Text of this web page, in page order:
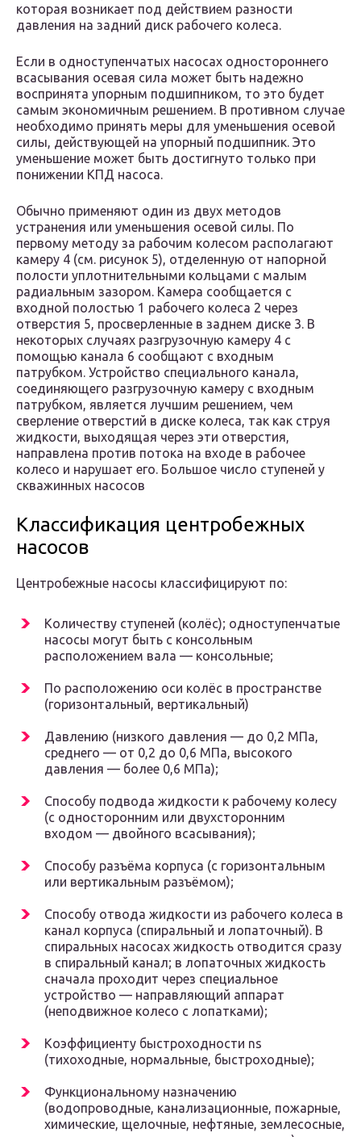
которая возникает под действием разности
давления на задний диск рабочего колеса.
Если в одноступенчатых насосах одностороннего
всасывания осевая сила может быть надежно
воспринята упорным подшипником, то это будет
самым экономичным решением. В противном случае
необходимо принять меры для уменьшения осевой
силы, действующей на упорный подшипник. Это
уменьшение может быть достигнуто только при
понижении КПД насоса.
Обычно применяют один из двух методов
устранения или уменьшения осевой силы. По
первому методу за рабочим колесом располагают
камеру 4 (см. рисунок 5), отделенную от напорной
полости уплотнительными кольцами с малым
радиальным зазором. Камера сообщается с
входной полостью 1 рабочего колеса 2 через
отверстия 5, просверленные в заднем диске 3. В
некоторых случаях разгрузочную камеру 4 с
помощью канала 6 сообщают с входным
патрубком. Устройство специального канала,
соединяющего разгрузочную камеру с входным
патрубком, является лучшим решением, чем
сверление отверстий в диске колеса, так как струя
жидкости, выходящая через эти отверстия,
направлена против потока на входе в рабочее
колесо и нарушает его. Большое число ступеней у
скважинных насосов
Классификация центробежных
насосов
Центробежные насосы классифицируют по:
Количеству ступеней (колёс); одноступенчатые
насосы могут быть с консольным
расположением вала — консольные;
По расположению оси колёс в пространстве
(горизонтальный, вертикальный)
Давлению (низкого давления — до 0,2 МПа,
среднего — от 0,2 до 0,6 МПа, высокого
давления — более 0,6 МПа);
Способу подвода жидкости к рабочему колесу
(с односторонним или двухсторонним
входом — двойного всасывания);
Способу разъёма корпуса (с горизонтальным
или вертикальным разъёмом);
Способу отвода жидкости из рабочего колеса в
канал корпуса (спиральный и лопаточный). В
спиральных насосах жидкость отводится сразу
в спиральный канал; в лопаточных жидкость
сначала проходит через специальное
устройство — направляющий аппарат
(неподвижное колесо с лопатками);
Коэффициенту быстроходности ns
(тихоходные, нормальные, быстроходные);
Функциональному назначению
(водопроводные, канализационные, пожарные,
химические, щелочные, нефтяные, землесосные,